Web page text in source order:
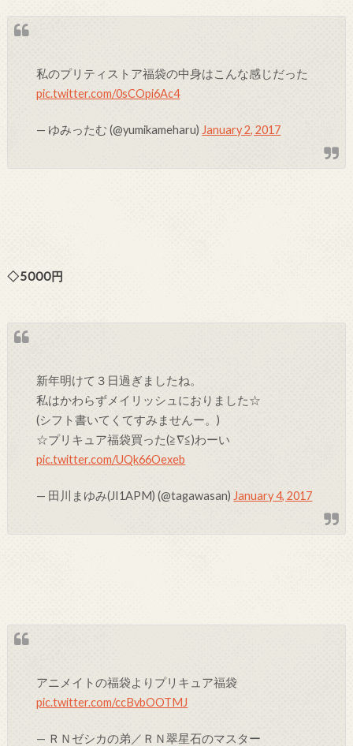
私のプリティストア福袋の中身はこんな感じだった
pic.twitter.com/0sCOpi6Ac4
— ゆみったむ (@yumikameharu) January 2, 2017
◇5000円
新年明けて３日過ぎましたね。
私はかわらずメイリッシュにおりました☆
(シフト書いてくてすみませんー。)
☆プリキュア福袋買った(≧∇≦)わーい
pic.twitter.com/UQk66Oexeb
— 田川まゆみ(JI1APM) (@tagawasan) January 4, 2017
アニメイトの福袋よりプリキュア福袋
pic.twitter.com/ccBvbOOTMJ
— ＲＮゼシカの弟／ＲＮ翠星石のマスター